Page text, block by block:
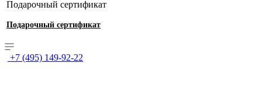
Подарочный сертификат
Подарочный сертификат
+7 (495) 149-92-22